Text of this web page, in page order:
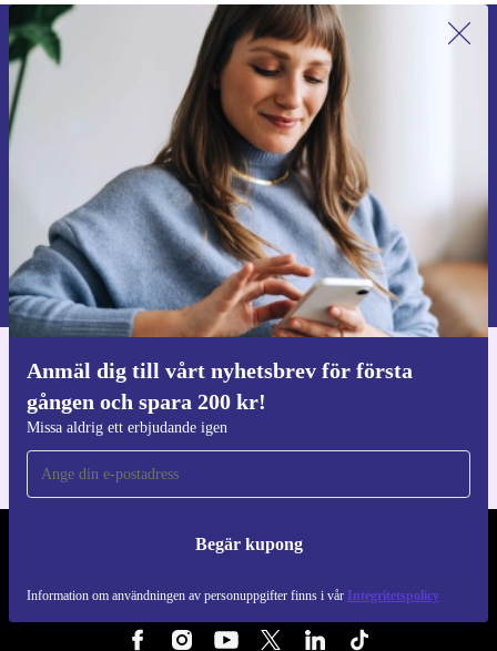
Anmäl dig till vårt nyhetsbrev för första
gången och spara 200 kr!
Missa aldrig ett erbjudande igen
Begär kupong
Information om användningen av personuppgifter finns i vår Integritetspolicy
Anmäl dig till vårt nyhetsbrev för
första gången och spara 200 kr!
Missa aldrig ett erbjudande igen.
Begär kupong
Information om användningen av personuppgifter finns i vår
Integritetspolicy
Ladda ner refurbed appen
För iOS och Android
REFURBED SVERIGE - RETHINK NEW.
FÖLJ OSS